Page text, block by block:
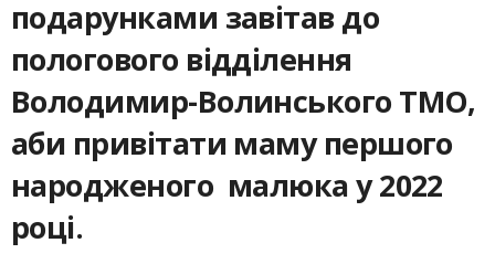
подарунками завітав до
пологового відділення
Володимир-Волинського ТМО,
аби привітати маму першого
народженого малюка у 2022
році.